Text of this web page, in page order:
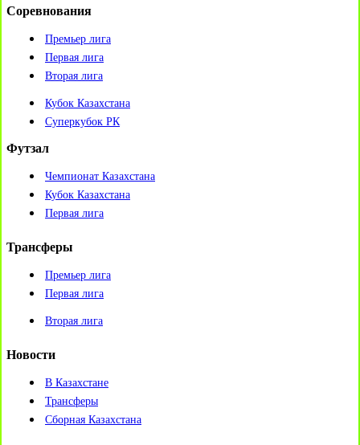
Соревнования
Премьер лига
Первая лига
Вторая лига
Кубок Казахстана
Суперкубок РК
Футзал
Чемпионат Казахстана
Кубок Казахстана
Первая лига
Трансферы
Премьер лига
Первая лига
Вторая лига
Новости
В Казахстане
Трансферы
Сборная Казахстана